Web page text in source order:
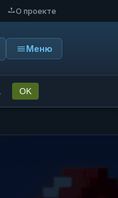
О проекте
Меню
OK